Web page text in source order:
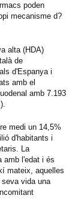
poden
mecanisme d?
alta (HDA)
de
d'Espanya i
amb el
amb 7.193
medi un 14,5%
d'habitants i
La
amb l'edat i és
mateix, aquelles
vida una